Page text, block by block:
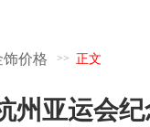
饰价格 >> 正文
州亚运会